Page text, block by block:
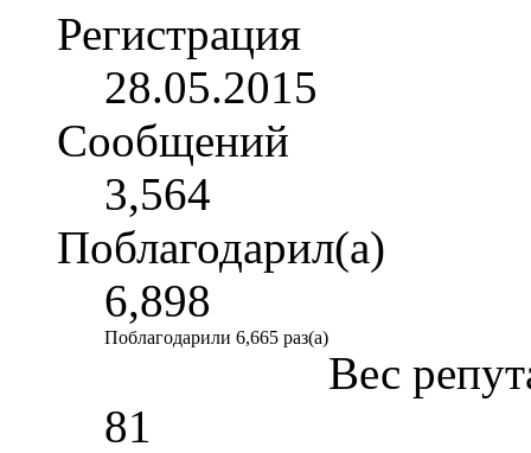
Регистрация
28.05.2015
Сообщений
3,564
Поблагодарил(а)
6,898
Поблагодарили 6,665 раз(а)
Вес
81